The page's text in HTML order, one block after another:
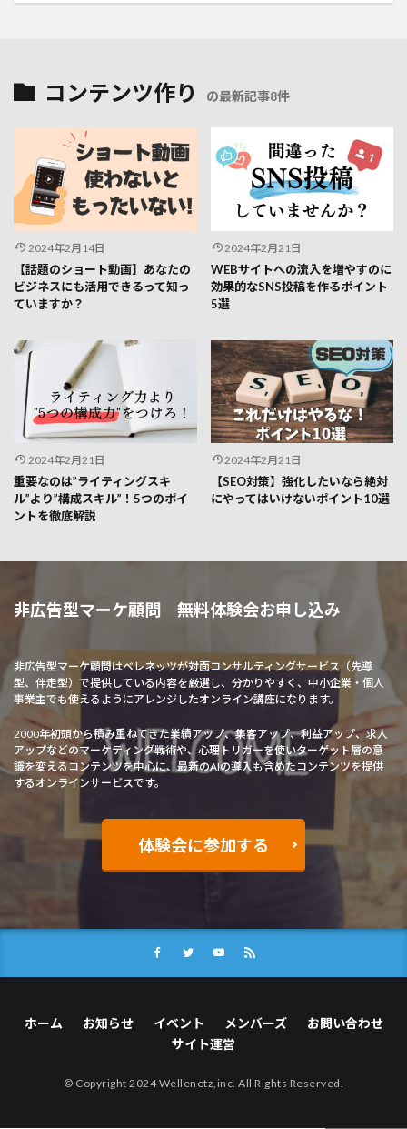
コンテンツ作り の最新記事8件
2024年2月14日
【話題のショート動画】あなたの
ビジネスにも活用できるって知っ
ていますか？
2024年2月21日
WEBサイトへの流入を増やすのに
効果的なSNS投稿を作るポイント
5選
2024年2月21日
重要なのは”ライティングスキ
ル”より”構成スキル”！5つのポイ
ントを徹底解説
2024年2月21日
【SEO対策】強化したいなら絶対
にやってはいけないポイント10選
非広告型マーケ顧問 無料体験会お申し込み
非広告型マーケ顧問はベレネッツが対面コンサルティングサービス（先導
型、伴走型）で提供している内容を厳選し、分かりやすく、中小企業・個人
事業主でも使えるようにアレンジしたオンライン講座になります。
2000年初頭から積み重ねてきた業績アップ、集客アップ、利益アップ、求人
アップなどのマーケティング戦術や、心理トリガーを使いターゲット層の意
識を変えるコンテンツを中心に、最新のAIの導入も含めたコンテンツを提供
するオンラインサービスです。
体験会に参加する
ホーム お知らせ イベント メンバーズ
お問い合わせ
サイト運営
© Copyright 2024 Wellenetz,inc. All Rights Reserved.